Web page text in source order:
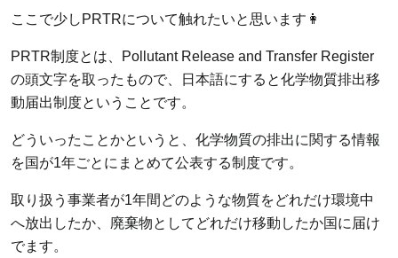
ここで少しPRTRについて触れたいと思います👩
PRTR制度とは、Pollutant Release and Transfer Register
の頭文字を取ったもので、日本語にすると化学物質排出移
動届出制度ということです。
どういったことかというと、化学物質の排出に関する情報
を国が1年ごとにまとめて公表する制度です。
取り扱う事業者が1年間どのような物質をどれだけ環境中
へ放出したか、廃棄物としてどれだけ移動したか国に届け
でます。